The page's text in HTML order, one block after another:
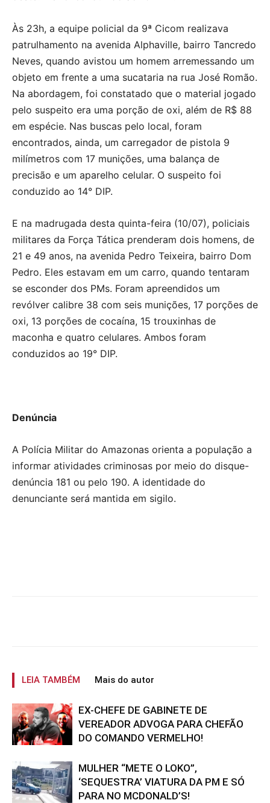
Às 23h, a equipe policial da 9ª Cicom realizava
patrulhamento na avenida Alphaville, bairro Tancredo
Neves, quando avistou um homem arremessando um
objeto em frente a uma sucataria na rua José Romão.
Na abordagem, foi constatado que o material jogado
pelo suspeito era uma porção de oxi, além de R$ 88
em espécie. Nas buscas pelo local, foram
encontrados, ainda, um carregador de pistola 9
milímetros com 17 munições, uma balança de
precisão e um aparelho celular. O suspeito foi
conduzido ao 14° DIP.
E na madrugada desta quinta-feira (10/07), policiais
militares da Força Tática prenderam dois homens, de
21 e 49 anos, na avenida Pedro Teixeira, bairro Dom
Pedro. Eles estavam em um carro, quando tentaram
se esconder dos PMs. Foram apreendidos um
revólver calibre 38 com seis munições, 17 porções de
oxi, 13 porções de cocaína, 15 trouxinhas de
maconha e quatro celulares. Ambos foram
conduzidos ao 19° DIP.
Denúncia
A Polícia Militar do Amazonas orienta a população a
informar atividades criminosas por meio do disque-
denúncia 181 ou pelo 190. A identidade do
denunciante será mantida em sigilo.
LEIA TAMBÉM Mais do autor
EX-CHEFE DE GABINETE DE
VEREADOR ADVOGA PARA CHEFÃO
DO COMANDO VERMELHO!
MULHER “METE O LOKO”,
‘SEQUESTRA’ VIATURA DA PM E SÓ
PARA NO MCDONALD’S!